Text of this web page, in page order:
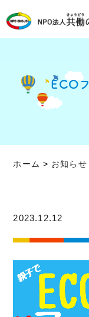
ECO
ホーム > お知らせ
2023.12.12